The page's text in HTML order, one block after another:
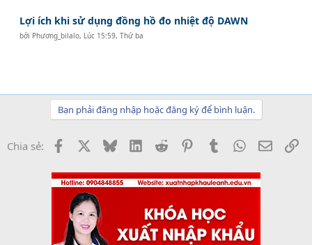
Lợi ích khi sử dụng đồng hồ đo nhiệt độ DAWN
bởi Phương_bilalo, Lúc 15:59, Thứ ba
Bạn phải đăng nhập hoặc đăng ký để bình luận.
Chia sẻ: Facebook BlueskyLinkedInReddit PinterestTumblrWhatsApp
Email